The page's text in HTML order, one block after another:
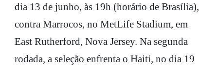
dia 13 de junho, às 19h (horário de Brasília),
contra Marrocos, no MetLife Stadium, em
East Rutherford, Nova Jersey. Na segunda
rodada, a seleção enfrenta o Haiti, no dia 19